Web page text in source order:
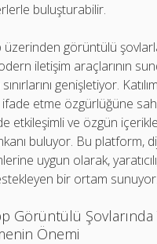
buluşturabilir.
görüntülü
iletişim araçlarının
genişletiyor.
etme özgürlüğüne
etkileşimli ve özgün
buluyor. Bu platform,
uygun olarak,
bir ortam sunuyor.
Görüntülü
Önemi